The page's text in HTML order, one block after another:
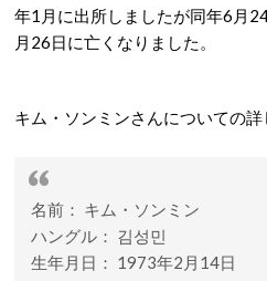
年1月に出所しましたが同年6月
月26日に亡くなりました。
キム・ソンミンさんについての詳
名前： キム・ソンミン
ハングル： 김성민
生年月日： 1973年2月14日